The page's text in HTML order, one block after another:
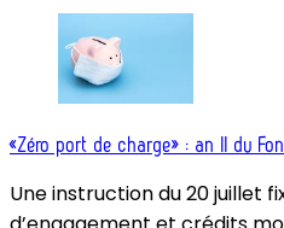
«Zéro port de charge» : an II du
Une instruction du 20 juillet